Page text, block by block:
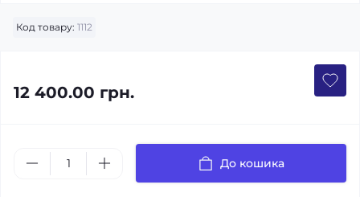
Код товару: 1112
12 400.00 грн.
До кошика